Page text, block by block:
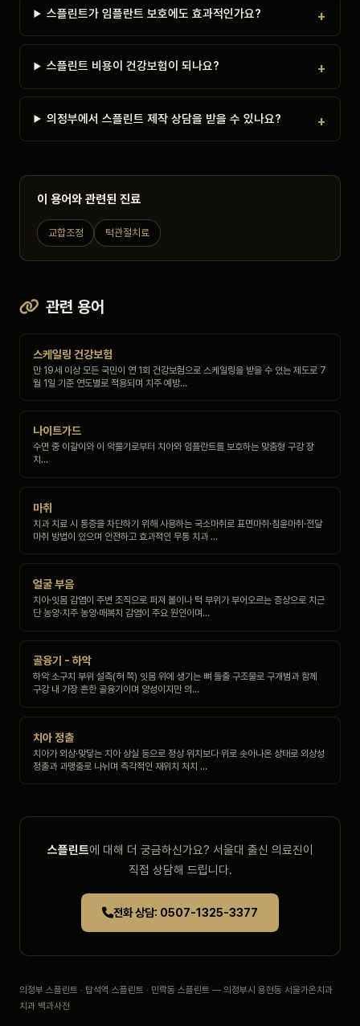
스플린트가 임플란트 보호에도 효과적인가요?
스플린트 비용이 건강보험이 되나요?
의정부에서 스플린트 제작 상담을 받을 수 있나요?
이 용어와 관련된 진료
교합조정 턱관절치료
관련 용어
스케일링 건강보험
만 19세 이상 모든 국민이 연 1회 건강보험으로 스케일링을 받을 수 있는 제도로 7
월 1일 기준 연도별로 적용되며 치주 예방…
나이트가드
수면 중 이갈이와 이 악물기로부터 치아와 임플란트를 보호하는 맞춤형 구강 장
치…
마취
치과 치료 시 통증을 차단하기 위해 사용하는 국소마취로 표면마취·침윤마취·전달
마취 방법이 있으며 안전하고 효과적인 무통 치과 …
얼굴 부음
치아·잇몸 감염이 주변 조직으로 퍼져 볼이나 턱 부위가 부어오르는 증상으로 치근
단 농양·치주 농양·매복치 감염이 주요 원인이며…
골융기 - 하악
하악 소구치 부위 설측(혀 쪽) 잇몸 위에 생기는 뼈 돌출 구조물로 구개범과 함께
구강 내 가장 흔한 골융기이며 양성이지만 의…
치아 정출
치아가 외상·맞닿는 치아 상실 등으로 정상 위치보다 위로 솟아나온 상태로 외상성
정출과 과맹출로 나뉘며 즉각적인 재위치 처치 …
스플린트에 대해 더 궁금하신가요? 서울대 출신 의료진이
직접 상담해 드립니다.
전화 상담: 0507-1325-3377
의정부 스플린트 · 탑석역 스플린트 · 민락동 스플린트 — 의정부시 용현동 서울가온치과
치과 백과사전